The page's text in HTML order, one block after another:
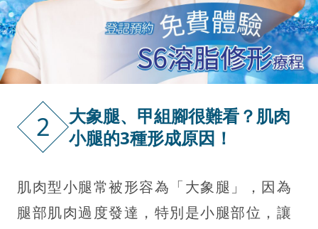
2
大象腿、甲組腳很難看？肌肉
小腿的3種形成原因！
肌肉型小腿常被形容為「大象腿」，因為
腿部肌肉過度發達，特別是小腿部位，讓